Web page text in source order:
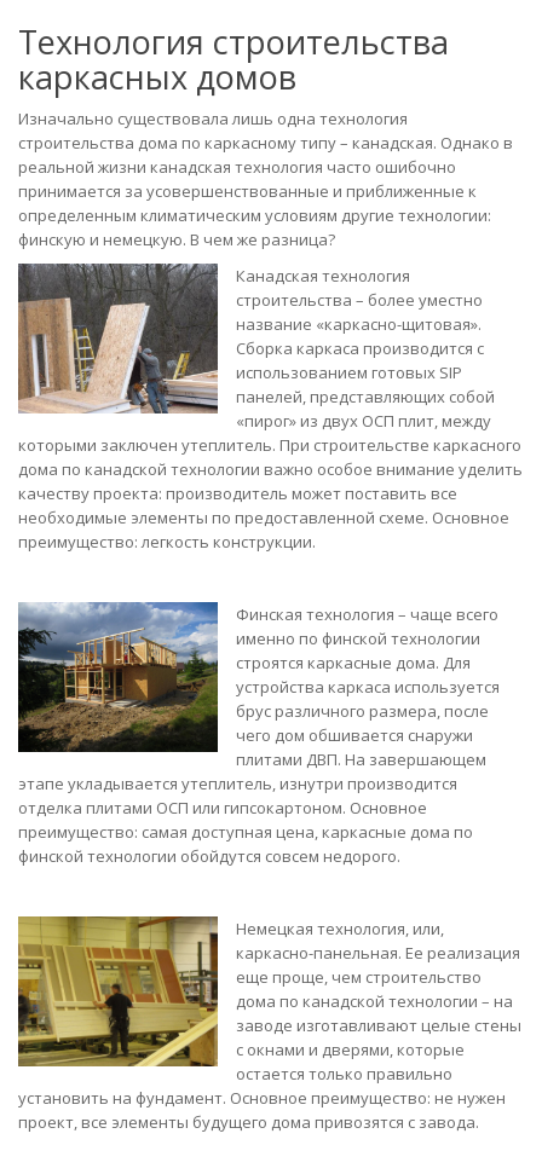
Технология строительства
каркасных домов
Изначально существовала лишь одна технология
строительства дома по каркасному типу – канадская. Однако в
реальной жизни канадская технология часто ошибочно
принимается за усовершенствованные и приближенные к
определенным климатическим условиям другие технологии:
финскую и немецкую. В чем же разница?
Канадская технология
строительства – более уместно
название «каркасно-щитовая».
Сборка каркаса производится с
использованием готовых SIP
панелей, представляющих собой
«пирог» из двух ОСП плит, между
которыми заключен утеплитель. При строительстве каркасного
дома по канадской технологии важно особое внимание уделить
качеству проекта: производитель может поставить все
необходимые элементы по предоставленной схеме. Основное
преимущество: легкость конструкции.
Финская технология – чаще всего
именно по финской технологии
строятся каркасные дома. Для
устройства каркаса используется
брус различного размера, после
чего дом обшивается снаружи
плитами ДВП. На завершающем
этапе укладывается утеплитель, изнутри производится
отделка плитами ОСП или гипсокартоном. Основное
преимущество: самая доступная цена, каркасные дома по
финской технологии обойдутся совсем недорого.
Немецкая технология, или,
каркасно-панельная. Ее реализация
еще проще, чем строительство
дома по канадской технологии – на
заводе изготавливают целые стены
с окнами и дверями, которые
остается только правильно
установить на фундамент. Основное преимущество: не нужен
проект, все элементы будущего дома привозятся с завода.